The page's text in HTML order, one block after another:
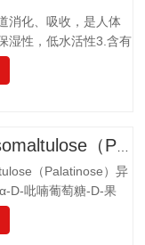
为蔗糖的22%易溶于
（20℃），不同于乙
保湿性和吸湿性均小
糖浆渗透压与蔗糖相
原性可添加在液体食
破坏原有食品的风
中，可保持水分，…
消化、吸收，是人体
湿性，低水活性3.含有
反应，使烘焙食品上
5.不易结晶性6.与其
保健食品、冷饮食品
动型饮料配方中。结
项目要求外观
末气味具有产品特有
比）/% ≥99.0干燥失
羟甲基糠醛（以吸
（Palatinose）异
D-吡喃葡萄糖-D-果
还原性二糖，由葡萄
键结合而成。分子式